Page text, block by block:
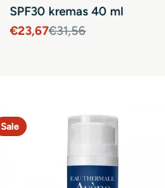
SPF30 kremas 40 ml
Sale
€23,67
Regular€31,56
Sale